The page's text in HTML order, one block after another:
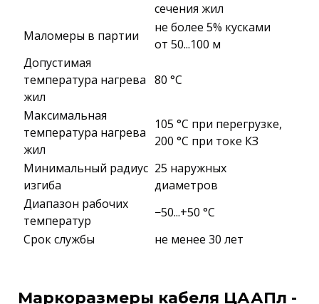
сечения жил
Маломеры в партии
не более 5% кусками
от 50...100 м
Допустимая
температура нагрева
жил
80 °C
Максимальная
температура нагрева
жил
105 °C при перегрузке,
200 °C при токе КЗ
Минимальный радиус
изгиба
25 наружных
диаметров
Диапазон рабочих
температур
−50...+50 °C
Срок службы
не менее 30 лет
Маркоразмеры кабеля ЦААПл -